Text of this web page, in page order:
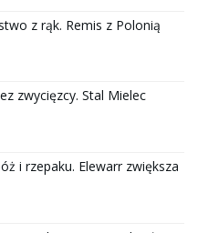
z rąk. Remis z Polonią
zwycięzcy. Stal Mielec
i rzepaku. Elewarr zwiększa